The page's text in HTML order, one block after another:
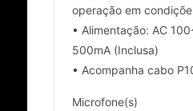
operação em
• Alimentação: AC
500mA (Inclusa)
• Acompanha cabo
Microfone(s)